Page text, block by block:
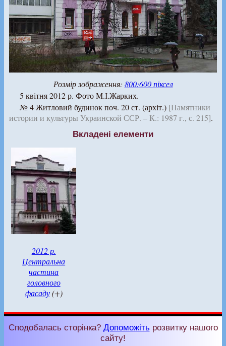
Розмір зображення: 800:600 піксел
5 квітня 2012 р. Фото М.І.Жарких.
№ 4 Житловий будинок поч. 20 ст. (архіт.) [Памятники
истории и культуры Украинской ССР. – К.: 1987 г., с. 215].
Вкладені елементи
2012 р.
Центральна
частина
головного
фасаду(+)
Сподобалась сторінка? Допоможітьрозвитку нашого
сайту!